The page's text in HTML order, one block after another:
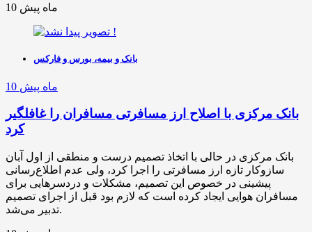
10 ماه پیش
بانک و بیمه، بورس و فارکس
10 ماه پیش
بانک مرکزی با اصلاح ارز مسافرتی مسافران را غافلگیر
کرد
بانک مرکزی در حالی با اتخاذ تصمیم درست و منطقی از اول آبان
سازوکار تازه ارز مسافرتی را اجرا کرد، ولی عدم اطلاع‌رسانی
پیشینی در خصوص این تصمیم، مشکلات و دردسرهایی برای
مسافران هوایی ایجاد کرده است که لازم بود قبل از اجرای تصمیم
تدبیر می‌شد.